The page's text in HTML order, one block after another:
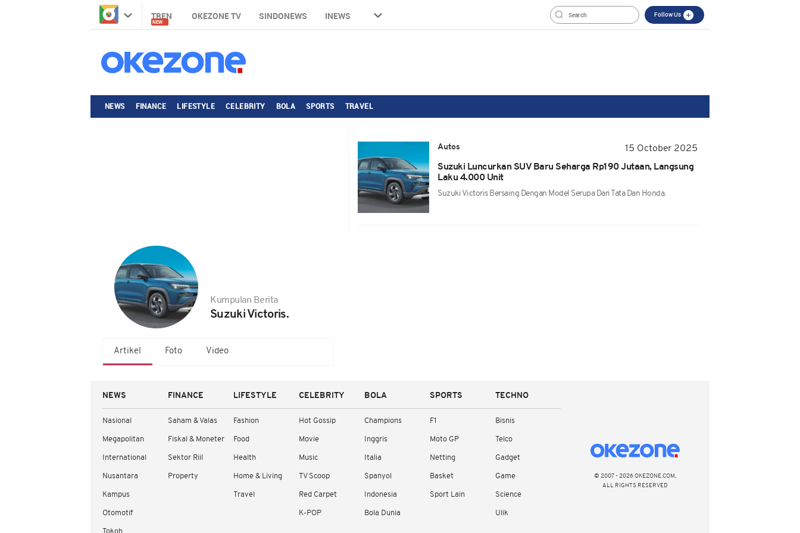
TREN
NEW
OKEZONE TV SINDONEWS INEWS Follow Us
NEWS FINANCE LIFESTYLE CELEBRITY BOLA SPORTS TRAVEL
Kumpulan Berita
Suzuki Victoris.
Artikel Foto Video
Autos
15 October 2025
Suzuki Luncurkan SUV Baru Seharga Rp190 Jutaan, Langsung
Laku 4.000 Unit
Suzuki Victoris Bersaing Dengan Model Serupa Dari Tata Dan Honda.
NEWS
Nasional
Megapolitan
International
Nusantara
Kampus
Otomotif
FINANCE
Saham & Valas
Fiskal & Moneter
Sektor Riil
Property
LIFESTYLE
Fashion
Food
Health
Home & Living
Travel
CELEBRITY
Hot Gossip
Movie
Music
TV Scoop
Red Carpet
K-POP
BOLA
Champions
Inggris
Italia
Spanyol
Indonesia
Bola Dunia
SPORTS
F1
Moto GP
Netting
Basket
Sport Lain
TECHNO
Bisnis
Telco
Gadget
Game
Science
Ulik
© 2007 - 2026 OKEZONE.COM,
ALL RIGHTS RESERVED